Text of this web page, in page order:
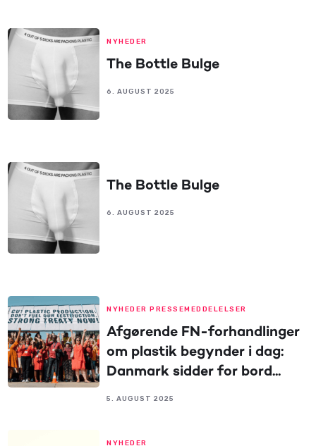
NYHEDER
The Bottle Bulge
6. AUGUST 2025
The Bottle Bulge
6. AUGUST 2025
NYHEDER PRESSEMEDDELELSER
Afgørende FN-forhandlinger
om plastik begynder i dag:
Danmark sidder for bord...
5. AUGUST 2025
NYHEDER